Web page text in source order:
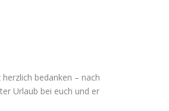
bedanken – nach
Urlaub bei euch und er